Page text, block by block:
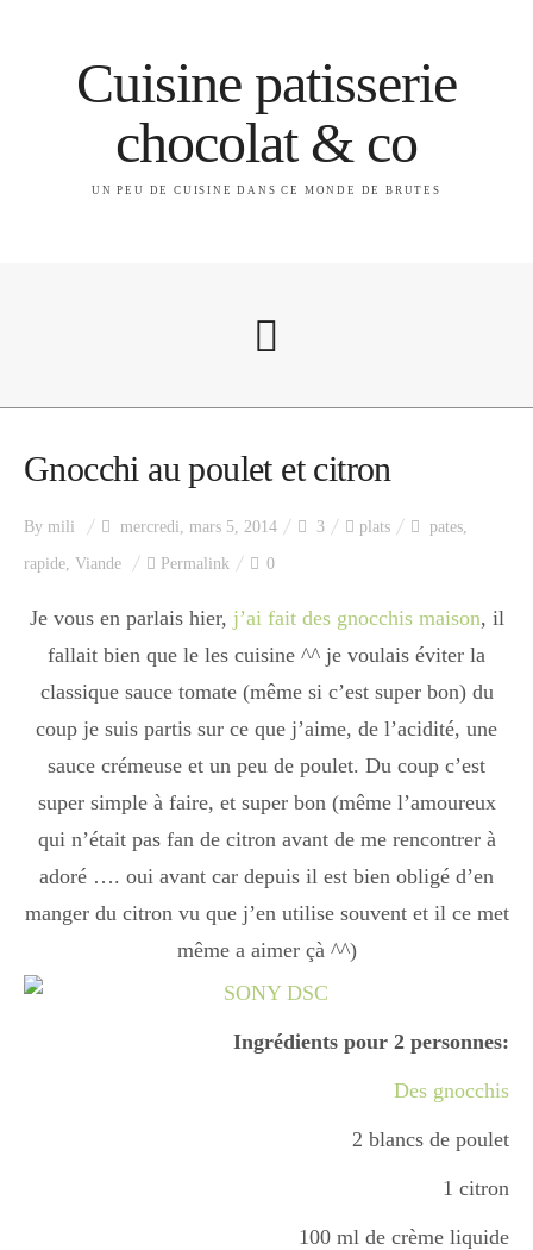
Cuisine patisserie
chocolat & co
UN PEU DE CUISINE DANS CE MONDE DE BRUTES
A propos
Index des recettes
Catégories
Apéro
Entrée
plats
Dessert
Gnocchi au poulet et citron
By mili mercredi, mars 5, 2014 3 plats pates,
rapide, Viande Permalink 0
Je vous en parlais hier, j’ai fait des gnocchis maison, il
fallait bien que le les cuisine ^^ je voulais éviter la
classique sauce tomate (même si c’est super bon) du
coup je suis partis sur ce que j’aime, de l’acidité, une
sauce crémeuse et un peu de poulet. Du coup c’est
super simple à faire, et super bon (même l’amoureux
qui n’était pas fan de citron avant de me rencontrer à
adoré …. oui avant car depuis il est bien obligé d’en
manger du citron vu que j’en utilise souvent et il ce met
même a aimer çà ^^)
Ingrédients pour 2 personnes:
Des gnocchis
2 blancs de poulet
1 citron
100 ml de crème liquide